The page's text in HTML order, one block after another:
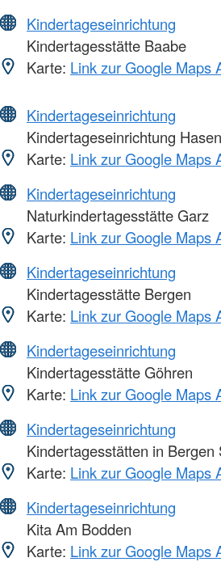
Kindertageseinrichtung
Kindertagesstätte Baabe
Karte: Link zur Google Maps
Kindertageseinrichtung
Kindertageseinrichtung
Karte: Link zur Google Maps
Kindertageseinrichtung
Naturkindertagesstätte Garz
Karte: Link zur Google Maps
Kindertageseinrichtung
Kindertagesstätte Bergen
Karte: Link zur Google Maps
Kindertageseinrichtung
Kindertagesstätte Göhren
Karte: Link zur Google Maps
Kindertageseinrichtung
Kindertagesstätten in Bergen
Karte: Link zur Google Maps
Kindertageseinrichtung
Kita Am Bodden
Karte: Link zur Google Maps